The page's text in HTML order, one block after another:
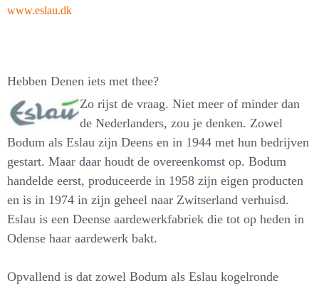
www.eslau.dk
Hebben Denen iets met thee?
Zo rijst de vraag. Niet meer of minder dan
de Nederlanders, zou je denken. Zowel
Bodum als Eslau zijn Deens en in 1944 met hun bedrijven
gestart. Maar daar houdt de overeenkomst op. Bodum
handelde eerst, produceerde in 1958 zijn eigen producten
en is in 1974 in zijn geheel naar Zwitserland verhuisd.
Eslau is een Deense aardewerkfabriek die tot op heden in
Odense haar aardewerk bakt.
Opvallend is dat zowel Bodum als Eslau kogelronde